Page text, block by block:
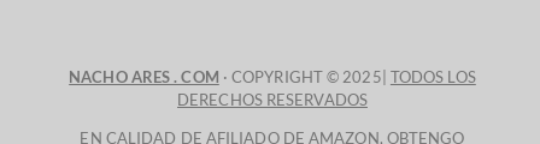
NACHO ARES . COM · COPYRIGHT © 2025| TODOS LOS
DERECHOS RESERVADOS
EN CALIDAD DE AFILIADO DE AMAZON, OBTENGO